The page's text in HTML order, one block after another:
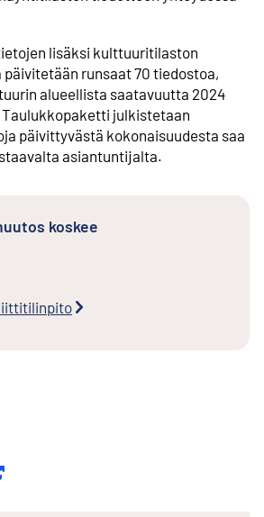
lisäksi kulttuuritilaston
runsaat 70 tiedostoa,
alueellista saatavuutta 2024
julkistetaan
päivittyvästä kokonaisuudesta saa
asiantuntijalta.
koskee